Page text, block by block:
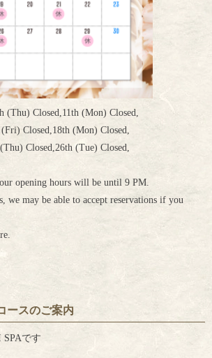
(Thu) Closed,11th (Mon) Closed,
Closed,18th (Mon) Closed,
Closed, 26th (Tue) Closed,
opening hours will be until 9 PM.
we may be able to accept reservations if you
ースのご案内
SPAです